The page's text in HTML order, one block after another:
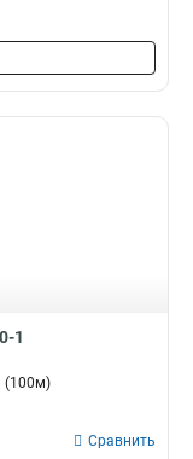
1
(100м)
Сравнить